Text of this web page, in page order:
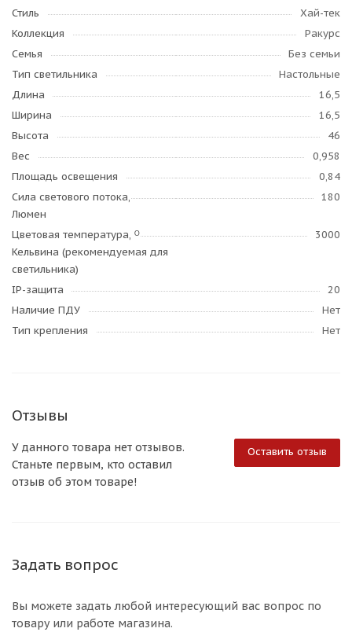
Стиль
Хай-тек
Коллекция
Ракурс
Семья
Без семьи
Тип светильника
Настольные
Длина
16,5
Ширина
16,5
Высота
46
Вес
0,958
Площадь освещения
0,84
Сила светового потока,
Люмен
180
Цветовая температура, ᴼ
Кельвина (рекомендуемая для
светильника)
3000
IP-защита
20
Наличие ПДУ
Нет
Тип крепления
Нет
Отзывы
Оставить отзыв
У данного товара нет отзывов.
Станьте первым, кто оставил
отзыв об этом товаре!
Задать вопрос
Вы можете задать любой интересующий вас вопрос по
товару или работе магазина.